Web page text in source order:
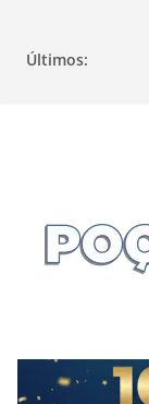
Últimos: